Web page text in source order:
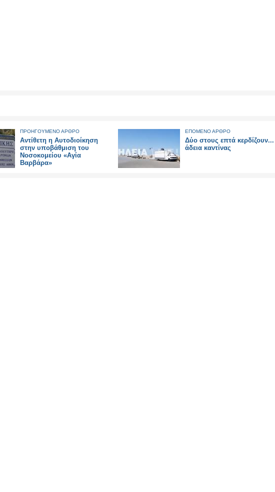
ΠΡΟΗΓΟΥΜΕΝΟ ΑΡΘΡΟ
Αντίθετη η Αυτοδιοίκηση
στην υποβάθμιση του
Νοσοκομείου «Αγία
Βαρβάρα»
ΕΠΟΜΕΝΟ ΑΡΘΡΟ
Δύο στους επτά κερδίζουν...
άδεια καντίνας